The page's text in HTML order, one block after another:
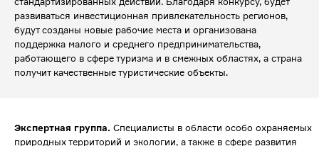
развиваться инвестиционная привлекательность регионов,
будут созданы новые рабочие места и организована
поддержка малого и среднего предпринимательства,
работающего в сфере туризма и в смежных областях, а страна
получит качественные туристические объекты.
Экспертная группа. Специалисты в области особо охраняемых
природных территорий и экологии, а также в сфере развития